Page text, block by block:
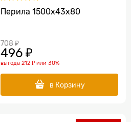
Перила 1500х43х80
708 ₽
496 ₽
выгода 212 ₽ или 30%
в Корзину